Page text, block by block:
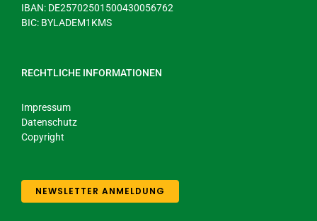
IBAN: DE25702501500430056762
BIC: BYLADEM1KMS
RECHTLICHE INFORMATIONEN
Impressum
Datenschutz
Copyright
NEWSLETTER ANMELDUNG